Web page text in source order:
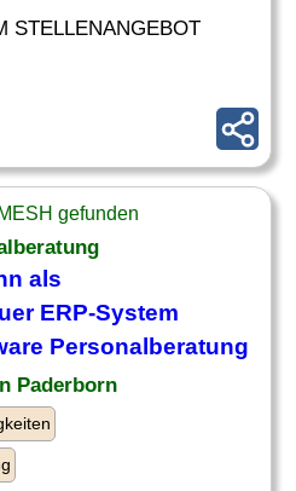
STELLENANGEBOT
gefunden
als
ERP-System
Personalberatung
Paderborn